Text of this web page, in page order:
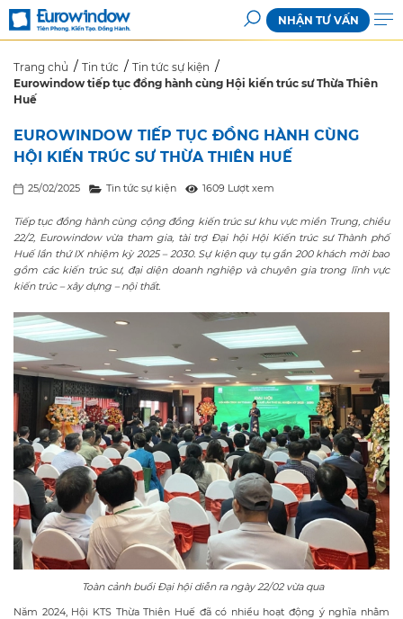
NHẬN TƯ VẤN
Trang chủ Tin tức
Tin tức sự kiện
Eurowindow tiếp tục đồng hành cùng Hội kiến trúc sư Thừa Thiên
Huế
EUROWINDOW TIẾP TỤC ĐỒNG HÀNH CÙNG
HỘI KIẾN TRÚC SƯ THỪA THIÊN HUẾ
25/02/2025 Tin tức sự kiện 1609 Lượt xem
Tiếp tục đồng hành cùng cộng đồng kiến trúc sư khu vực miền Trung, chiều
22/2, Eurowindow vừa tham gia, tài trợ Đại hội Hội Kiến trúc sư Thành phố
Huế lần thứ IX nhiệm kỳ 2025 – 2030. Sự kiện quy tụ gần 200 khách mời bao
gồm các kiến trúc sư, đại diện doanh nghiệp và chuyên gia trong lĩnh vực
kiến trúc – xây dựng – nội thất.
Toàn cảnh buổi Đại hội diễn ra ngày 22/02 vừa qua
Năm 2024, Hội KTS Thừa Thiên Huế đã có nhiều hoạt động ý nghĩa nhằm